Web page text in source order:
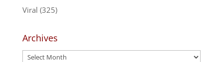
Viral (325)
Archives
Archives